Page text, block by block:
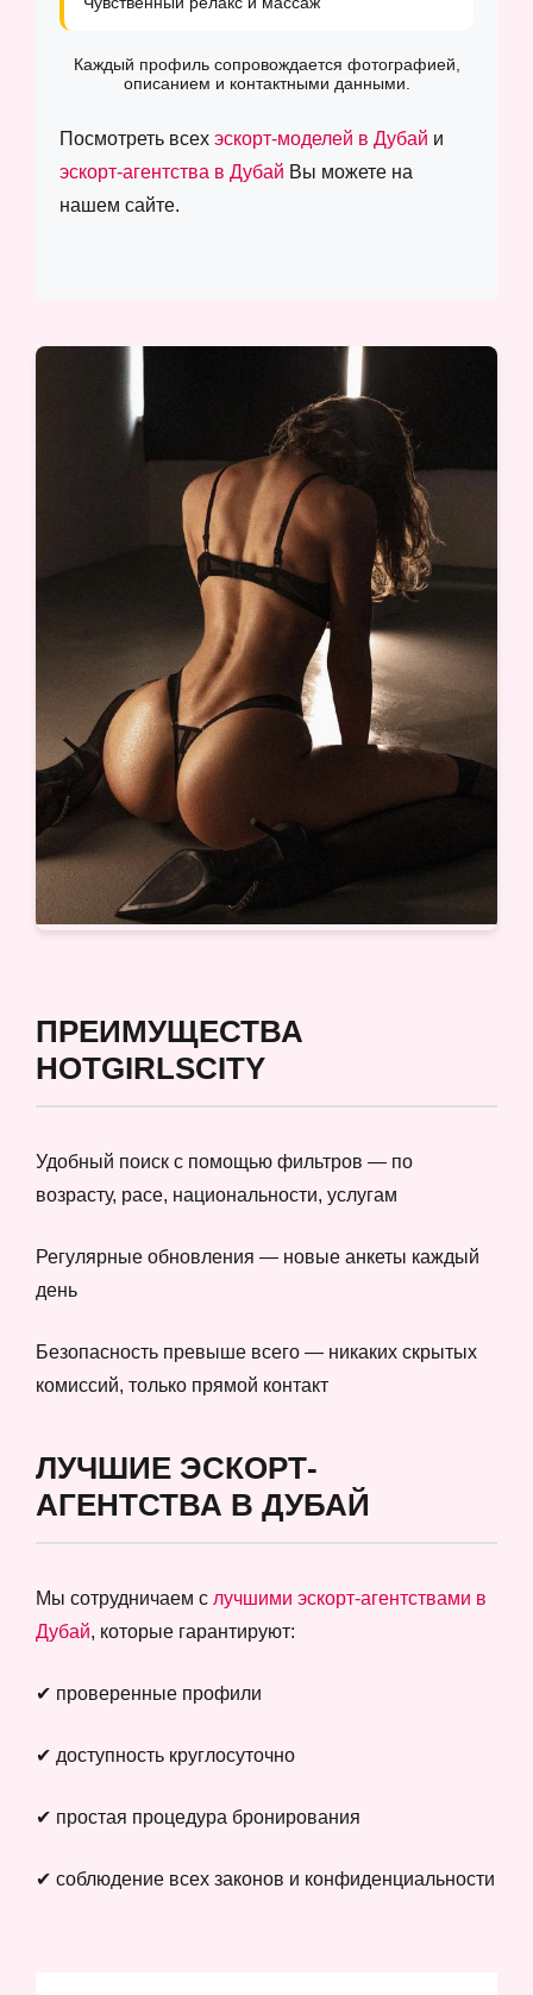
Каждый профиль сопровождается фотографией,
описанием и контактными данными.
Посмотреть всех эскорт-моделей в Дубай и
эскорт-агентства в Дубай Вы можете на
нашем сайте.
ПРЕИМУЩЕСТВА
HOTGIRLSCITY
Удобный поиск с помощью фильтров — по
возрасту, расе, национальности, услугам
Регулярные обновления — новые анкеты каждый
день
Безопасность превыше всего — никаких скрытых
комиссий, только прямой контакт
ЛУЧШИЕ ЭСКОРТ-
АГЕНТСТВА В ДУБАЙ
Мы сотрудничаем с лучшими эскорт-агентствами в
Дубай, которые гарантируют:
✔ проверенные профили
✔ доступность круглосуточно
✔ простая процедура бронирования
✔ соблюдение всех законов и конфиденциальности